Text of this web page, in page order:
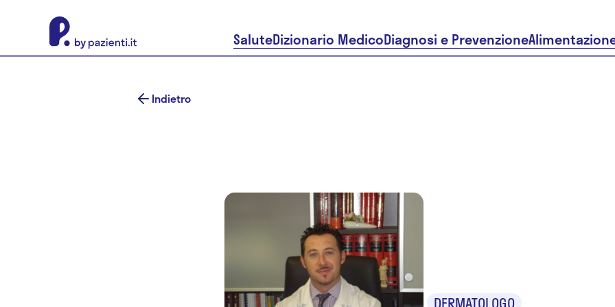
SaluteDizionario MedicoDiagnosi e Prevenzione
Indietro
DERMATOLOGO